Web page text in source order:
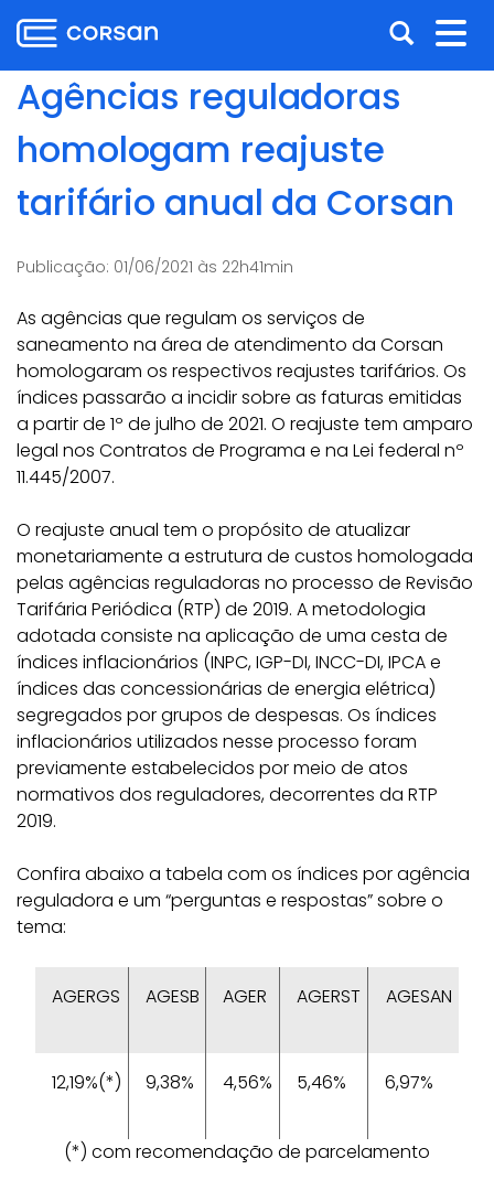
para
o
conteúdo
para
menu
para
o
conteúdo
Abrir
a
busca
Agências reguladoras
homologam reajuste
tarifário anual da Corsan
Publicação: 01/06/2021 às 22h41min
As agências que regulam os serviços de
saneamento na área de atendimento da Corsan
homologaram os respectivos reajustes tarifários. Os
índices passarão a incidir sobre as faturas emitidas
a partir de 1º de julho de 2021. O reajuste tem amparo
legal nos Contratos de Programa e na Lei federal nº
11.445/2007.
O reajuste anual tem o propósito de atualizar
monetariamente a estrutura de custos homologada
pelas agências reguladoras no processo de Revisão
Tarifária Periódica (RTP) de 2019. A metodologia
adotada consiste na aplicação de uma cesta de
índices inflacionários (INPC, IGP-DI, INCC-DI, IPCA e
índices das concessionárias de energia elétrica)
segregados por grupos de despesas. Os índices
inflacionários utilizados nesse processo foram
previamente estabelecidos por meio de atos
normativos dos reguladores, decorrentes da RTP
2019.
Confira abaixo a tabela com os índices por agência
reguladora e um “perguntas e respostas” sobre o
tema:
AGERGS AGESB AGER AGERST AGESAN
12,19%(*) 9,38% 4,56% 5,46% 6,97%
(*) com recomendação de parcelamento